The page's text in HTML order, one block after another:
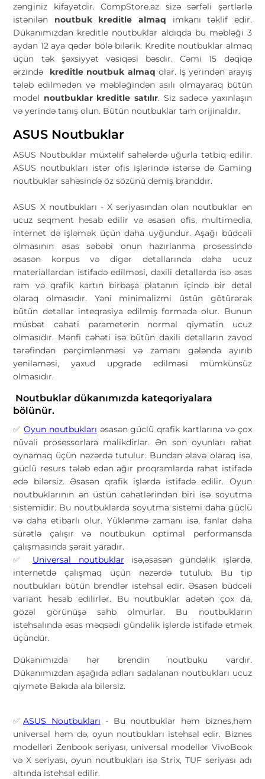
zənginiz kifayətdir. CompStore.az sizə sərfəli şərtlərlə
istənilən noutbuk kreditle almaq imkanı təklif edir.
Dükanımızdan kreditle noutbuklar aldıqda bu məbləği 3
aydan 12 aya qədər bölə bilərik. Kredite noutbuklar almaq
üçün tək şəxsiyyət vəsiqəsi bəsdir. Cəmi 15 dəqiqə
ərzində
kreditle noutbuk almaq olar. İş yerindən arayış
tələb edilmədən və məbləğindən asılı olmayaraq bütün
model noutbuklar kreditle satılır. Siz sadəcə yaxınlaşın
və yerində tanış olun. Bütün noutbuklar tam orijinaldır.
ASUS Noutbuklar
ASUS Noutbuklar müxtəlif sahələrdə uğurla tətbiq edilir.
ASUS noutbukları istər ofis işlərində istərsə də Gaming
noutbuklar sahəsində öz sözünü demiş branddır.
ASUS X noutbukları - X seriyasından olan noutbuklar ən
ucuz seqment hesab edilir və əsasən ofis, multimedia,
internet də işləmək üçün daha uyğundur. Aşağı büdcəli
olmasının əsas səbəbi onun hazırlanma prosessində
əsasən korpus və digər detallarında daha ucuz
materiallardan istifadə edilməsi, daxili detallarda isə əsas
ram və qrafik kartın birbaşa platanın içində bir detal
olaraq olmasıdır. Yəni minimalizmi üstün götürərək
bütün detallar inteqrasiya edilmiş formada olur. Bunun
müsbət cəhəti parameterin normal qiymətin ucuz
olmasıdır. Mənfi cəhəti isə bütün daxili detalların zavod
tərəfindən pərçimlənməsi və zamanı gələndə ayırıb
yeniləməsi, yaxud upgrade edilməsi mümkünsüz
olmasıdır.
Noutbuklar dükanımızda kateqoriyalara
bölünür.
✅Oyun noutbukları əsasən güclü qrafik kartlarına və çox
nüvəli prosessorlara malikdirlər. Ən son oyunları rahat
oynamaq üçün nəzərdə tutulur. Bundan əlavə olaraq isə,
güclü resurs tələb edən ağır proqramlarda rahat istifadə
edə bilərsiz. Əsasən qrafik işlərdə istifadə edilir. Oyun
noutbuklarının ən üstün cəhətlərindən biri isə soyutma
sistemidir. Bu noutbuklarda soyutma sistemi daha güclü
və daha etibarlı olur. Yüklənmə zamanı isə, fanlar daha
sürətlə çalışır və noutbukun optimal performansda
çalışmasında şərait yaradır.
✅ Universal noutbuklar isə,əsasən gündəlik işlərdə,
internetdə çalışmaq üçün nəzərdə tutulub. Bu tip
noutbukları bütün brendlər istehsal edir. Əsasən büdcəli
variant hesab edilirlər. Bu noutbuklar adətən çox da,
gözəl görünüşə sahb olmurlar. Bu noutbukların
istehsalında əsas məqsədi gündəlik işlərdə istifadə etmək
üçündür.
Dükanımızda hər brendin noutbuku vardır.
Dükanımızdan aşağıda adları sadalanan noutbukları ucuz
qiymətə Bakıda ala bilərsiz.
✅ASUS Noutbukları - Bu noutbuklar həm biznes,həm
universal həm də, oyun noutbukları istehsal edir. Biznes
modelləri Zenbook seriyası, universal modellər VivoBook
və X seriyası, oyun noutbukları isə Strix, TUF seriyası adı
altında istehsal edilir.